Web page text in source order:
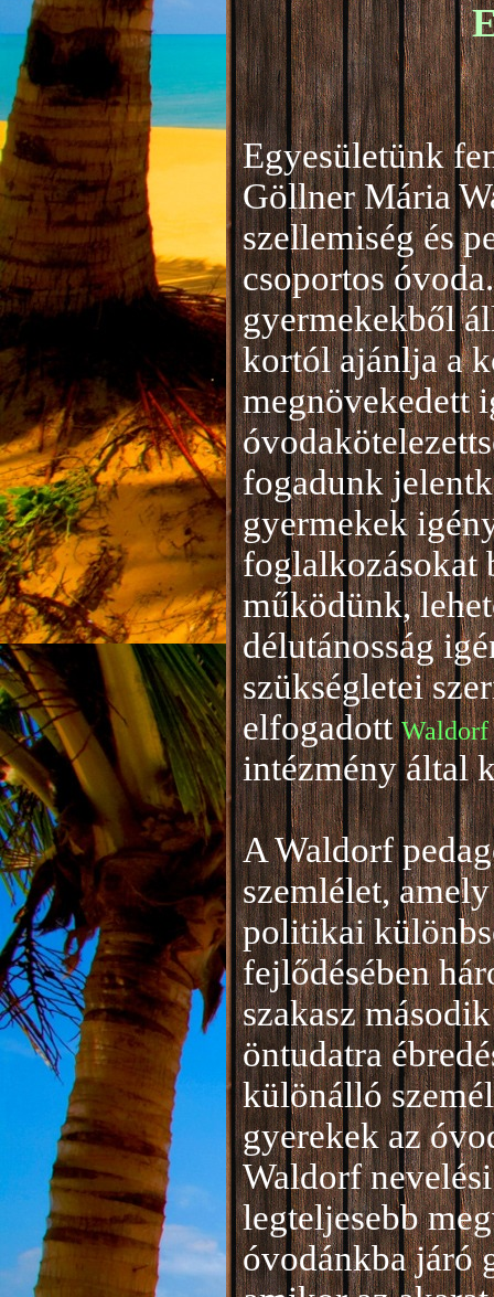
Egyesületünk
Göllner Mária
szellemiség és
csoportos
gyermekekből
kortól ajánlja a
megnövekedett
fogadunk
gyermekek
foglalkozásokat
működünk,
délutánosság
szükségletei
elfogadott Waldorf
intézmény által
A Waldorf
szemlélet,
politikai
fejlődésében
szakasz
öntudatra
különálló
gyerekek az
Waldorf
legteljesebb
óvodánkba járó